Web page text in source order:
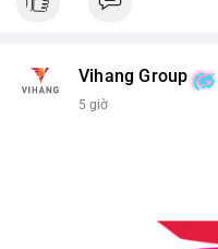
Vihang Group
5 giờ